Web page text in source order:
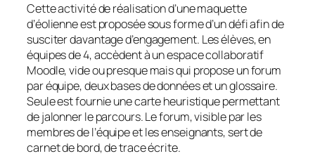
Cette activité de réalisation d’une maquette
d’éolienne est proposée sous forme d’un défi afin de
susciter davantage d’engagement. Les élèves, en
équipes de 4, accèdent à un espace collaboratif
Moodle, vide ou presque mais qui propose un forum
par équipe, deux bases de données et un glossaire.
Seule est fournie une carte heuristique permettant
de jalonner le parcours. Le forum, visible par les
membres de l’équipe et les enseignants, sert de
carnet de bord, de trace écrite.